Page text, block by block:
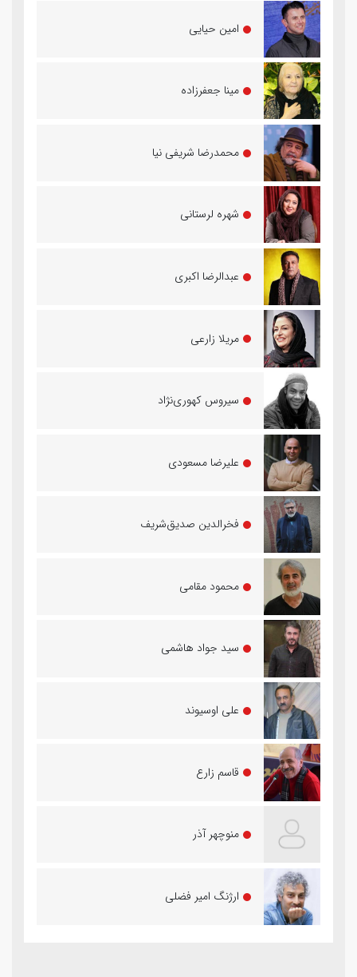
امین حیایی
مینا جعفرزاده
محمدرضا شریفی نیا
شهره لرستانی
عبدالرضا اکبری
مریلا زارعی
سیروس کهوری‌نژاد
علیرضا مسعودی
فخرالدین صدیق‌شریف
محمود مقامی
سید جواد هاشمی
علی اوسیوند
قاسم زارع
منوچهر آذر
ارژنگ امیر فضلی